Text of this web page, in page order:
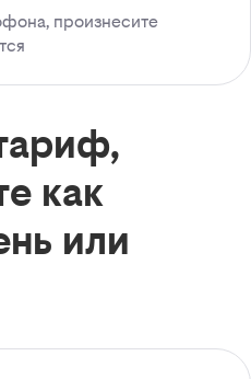
произнесите
как
или